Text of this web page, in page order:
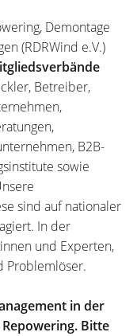
Demontage
(RDRWind e.V.)
Betreiber,
B2B-
sowie
sind auf nationaler
In der
und Experten,
Problemlöser.
in der
Bitte